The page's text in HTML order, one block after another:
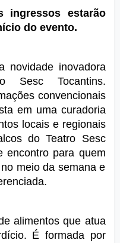
ingressos estarão
do evento.
novidade inovadora
Sesc Tocantins.
convencionais
em uma curadoria
locais e regionais
do Teatro Sesc
encontro para quem
meio da semana e
alimentos que atua
É formada por